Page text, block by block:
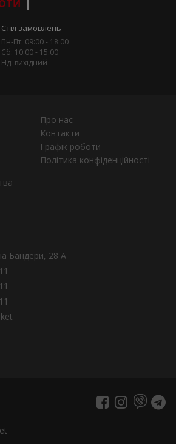
Стіл замовлень
Пн-Пт: 09:00 - 18:00
Сб: 10:00 - 15:00
Нд: вихідний
Про нас
Контакти
Графік роботи
Політика конфіденційності
Бандери, 28 А